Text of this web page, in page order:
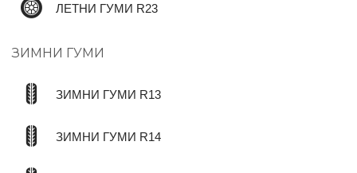
ЛЕТНИ ГУМИ R23
ЗИМНИ ГУМИ
ЗИМНИ ГУМИ R13
ЗИМНИ ГУМИ R14